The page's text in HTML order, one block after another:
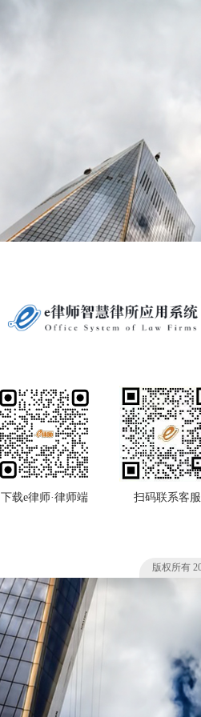
下载e律师·律师端 扫码联系客服
版权所有